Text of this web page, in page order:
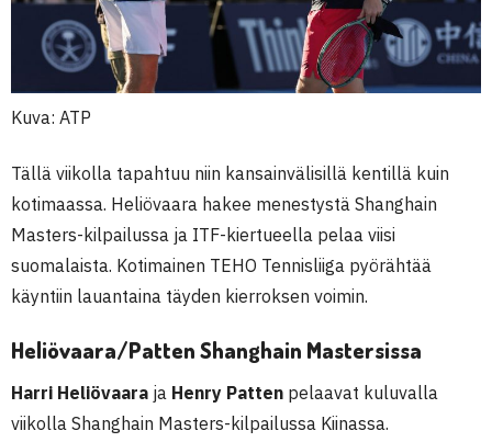
Kuva: ATP
Tällä viikolla tapahtuu niin kansainvälisillä kentillä kuin
kotimaassa. Heliövaara hakee menestystä Shanghain
Masters-kilpailussa ja ITF-kiertueella pelaa viisi
suomalaista. Kotimainen TEHO Tennisliiga pyörähtää
käyntiin lauantaina täyden kierroksen voimin.
Heliövaara/Patten Shanghain Mastersissa
Harri Heliövaara ja Henry Patten pelaavat kuluvalla
viikolla Shanghain Masters-kilpailussa Kiinassa.